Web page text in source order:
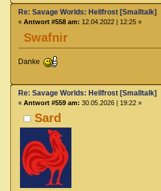
Swafnir
Re: Savage Worlds: Hellfrost [Smalltalk]
« Antwort #558 am: 12.04.2022 | 12:25 »
Danke
Sard
Re: Savage Worlds: Hellfrost [Smalltalk]
« Antwort #559 am: 30.05.2026 | 19:22 »